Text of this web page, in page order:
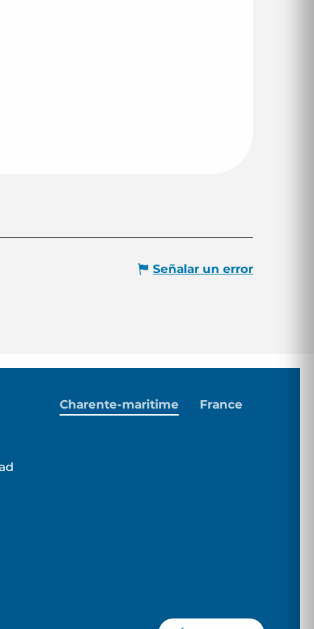
Señalar un error
Charente-maritime France